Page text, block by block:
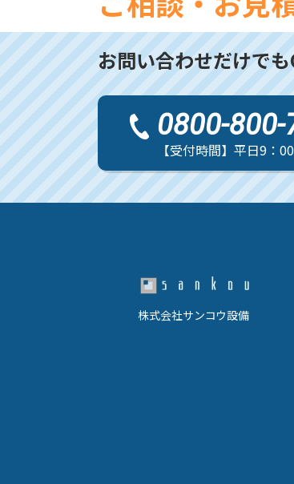
お問い合わせだけでも
0800-800-
【受付時間】平日9：
株式会社サンコウ設備